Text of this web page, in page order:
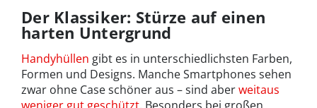
Der Klassiker: Stürze auf einen
harten Untergrund
Handyhüllen gibt es in unterschiedlichsten Farben,
Formen und Designs. Manche Smartphones sehen
zwar ohne Case schöner aus – sind aberweitaus